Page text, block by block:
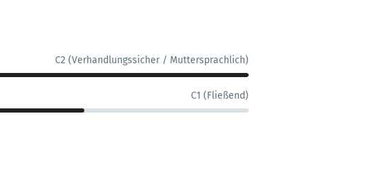
C2 (Verhandlungssicher / Muttersprachlich)
C1 (Fließend)